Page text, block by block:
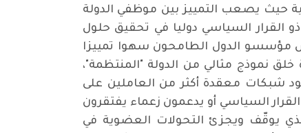
حيث يصعب التمييز بين موظفي الدولة
ذو القرار السياسي دوليا في تحقيق حلول
مؤسسو الدول الطامحون سهوا تمييزا
خلق نموذج مثالي من الدولة "المنتظمة"،
شبكات معقدة أكثر من العاملين على
السياسي أو يدعمون زعماء يفتقرون
يوقّف ويجزئ التحولات العضوية في